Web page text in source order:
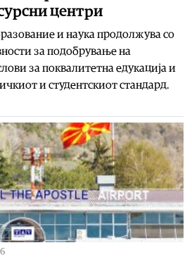
центри
и наука продолжува со
за подобрување на
за поквалитетна едукација и
и студентскиот стандард.